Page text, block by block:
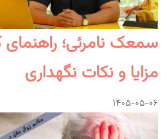
سمعک نامرئی؛ راهنمای
مزایا و نکات نگهداری
۱۴۰۵-۰۵-۰۶